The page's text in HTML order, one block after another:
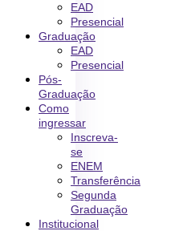
EAD
Presencial
Graduação
EAD
Presencial
Pós-
Graduação
Como
ingressar
Inscreva-
se
ENEM
Transferência
Segunda
Graduação
Institucional